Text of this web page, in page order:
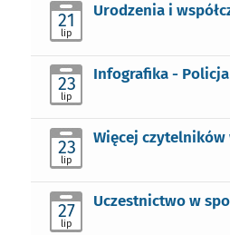
21
lip
Urodzenia i
23
lip
Infografika -
23
lip
Więcej
27
lip
Uczestnictwo w